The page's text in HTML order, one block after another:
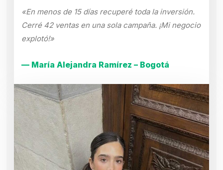
«En menos de 15 días recuperé toda la inversión.
Cerré 42 ventas en una sola campaña. ¡Mi negocio
explotó!»
— María Alejandra Ramírez – Bogotá